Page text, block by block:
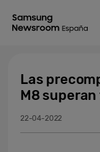
Las
M8
22-04-2022